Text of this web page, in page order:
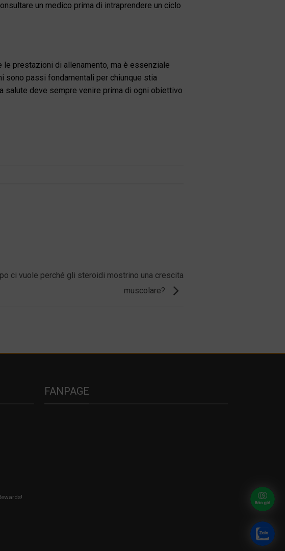
un medico prima di intraprendere un ciclo
prestazioni di allenamento, ma è essenziale
sono passi fondamentali per chiunque stia
salute deve sempre venire prima di ogni obiettivo
ci vuole perché gli steroidi mostrino una crescita
muscolare?
FANPAGE